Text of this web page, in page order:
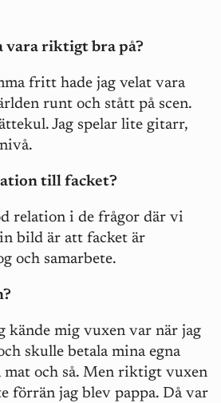
vara riktigt bra på?
fritt hade jag velat vara
runt och stått på scen.
Jag spelar lite gitarr,
till facket?
relation i de frågor där vi
bild är att facket är
och samarbete.
kände mig vuxen var när jag
skulle betala mina egna
mat och så. Men riktigt vuxen
förrän jag blev pappa. Då var